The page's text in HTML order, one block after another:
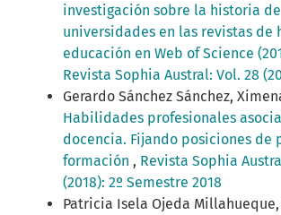
investigación sobre la historia
universidades en las revistas de
educación en Web of Science
Revista Sophia Austral: Vol. 28
Gerardo Sánchez Sánchez,
Habilidades profesionales
docencia. Fijando posiciones de
formación , Revista Sophia
(2018): 2º Semestre 2018
Patricia Isela Ojeda Millahueque,